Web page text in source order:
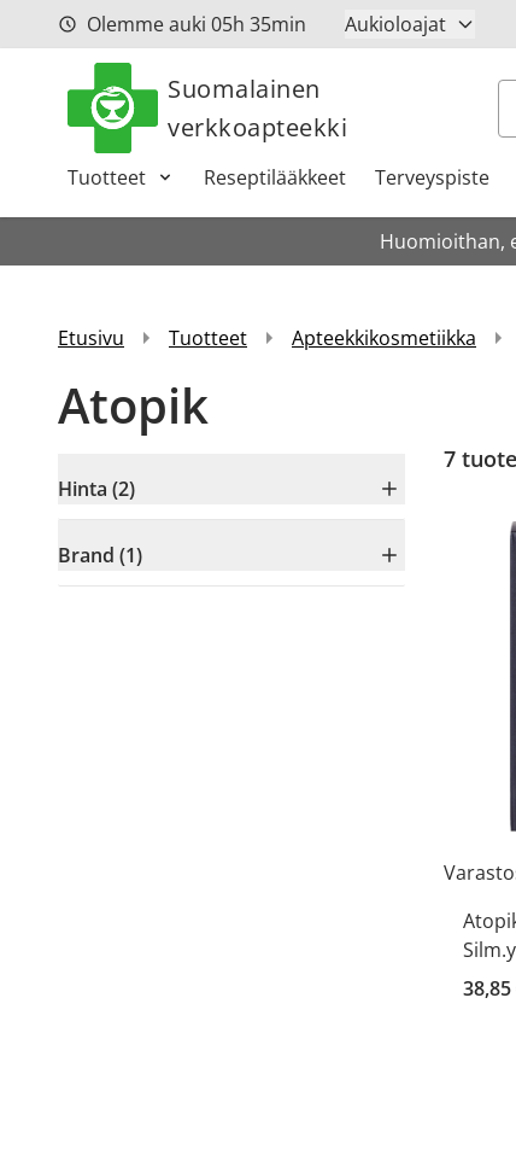
Siirry sisältöönOlemme auki 05h 35min Aukioloajat
Suomalainen
verkkoapteekki
Tuotteet Reseptilääkkeet Terveyspiste
Huomioithan,
Etusivu Tuotteet Apteekkikosmetiikka
Atopik
Hinta (2)
Brand (1)
7
38,85